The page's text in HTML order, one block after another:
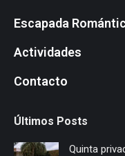
windowwindowwindowwindow
Escapada
Actividades
Contacto
Últimos Posts
Quinta